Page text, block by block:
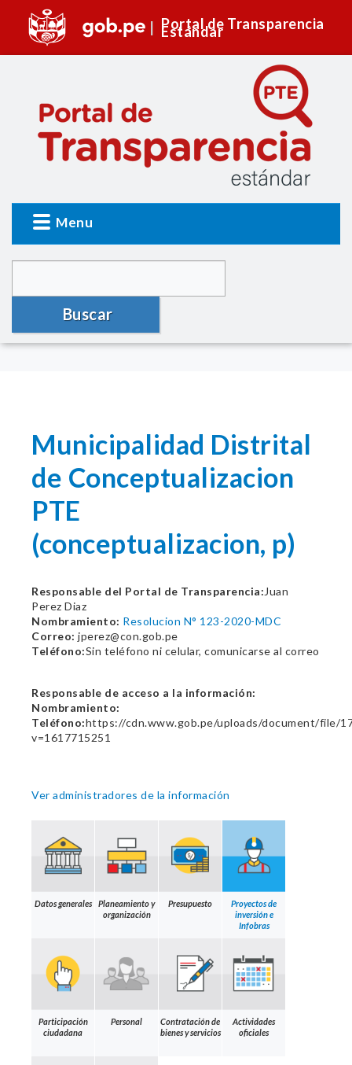
Portal de Transparencia
Estándar
Menu
Buscar
Municipalidad Distrital
de Conceptualizacion
PTE
(conceptualizacion, p)
Responsable del Portal de Transparencia: Juan
Perez Diaz
Nombramiento: Resolucion N° 123-2020-MDC
Correo: jperez@con.gob.pe
Teléfono:Sin teléfono ni celular, comunicarse al correo
Responsable de acceso a la información:
Nombramiento:
Teléfono:https://cdn.www.gob.pe/uploads/document/file/
v=1617715251
Ver administradores de la información
Datos generales
Planeamiento y
organización
Presupuesto
Proyectos de
inversión e
Infobras
Participación
ciudadana
Personal
Contratación de
bienes y servicios
Actividades
oficiales